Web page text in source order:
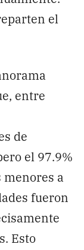
el
entre
de
el 97.9%
a
fueron
Esto